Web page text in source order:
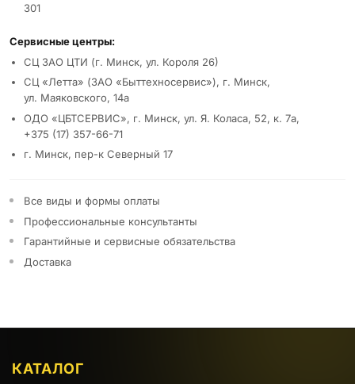
301
Сервисные центры:
СЦ ЗАО ЦТИ (г. Минск, ул. Короля 26)
СЦ «Летта» (ЗАО «Быттехносервис»), г. Минск,
ул. Маяковского, 14а
ОДО «ЦБТСЕРВИС», г. Минск, ул. Я. Коласа, 52, к. 7а,
+375 (17) 357-66-71
г. Минск, пер-к Северный 17
Все виды и формы оплаты
Профессиональные консультанты
Гарантийные и сервисные обязательства
Доставка
КАТАЛОГ